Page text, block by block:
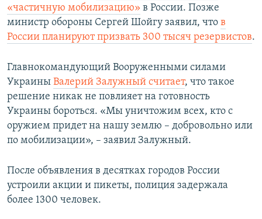
«частичную мобилизацию» в России. Позже
министр обороны Сергей Шойгу заявил, что в
России планируют призвать 300 тысяч резервистов.
Главнокомандующий Вооруженными силами
Украины Валерий Залужный считает, что такое
решение никак не повлияет на готовность
Украины бороться. «Мы уничтожим всех, кто с
оружием придет на нашу землю – добровольно или
по мобилизации», – заявил Залужный.
После объявления в десятках городов России
устроили акции и пикеты, полиция задержала
более 1300 человек.